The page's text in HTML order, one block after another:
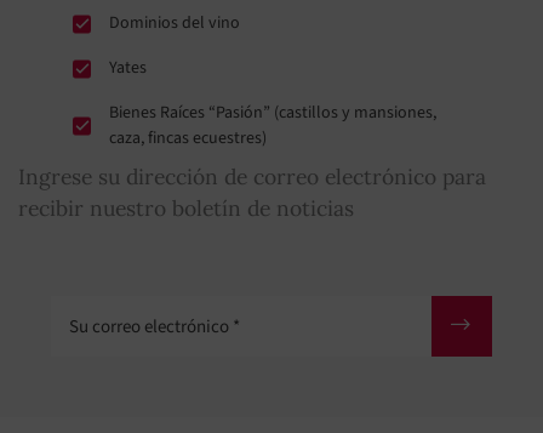
Dominios del vino
Yates
Bienes Raíces “Pasión” (castillos y mansiones,
caza, fincas ecuestres)
Ingrese su dirección de correo electrónico para
recibir nuestro boletín de noticias